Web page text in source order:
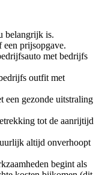
belangrijk is.
prijsopgave.
met bedrijfs
outfit met
een gezonde uitstraling
tot de aanrijtijd
altijd onverhoopt
begint als